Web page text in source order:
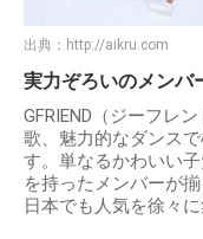
出典： http://aikru.com
実力ぞろいのメンバ
GFRIEND（ジーフレ
歌、魅力的なダンス
す。単なるかわいい
を持ったメンバーが
日本でも人気を徐々